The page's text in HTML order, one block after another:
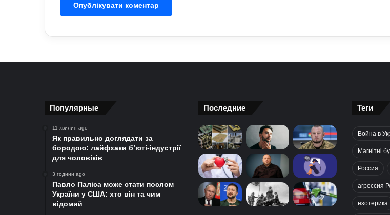
Популярные
11 хвилин ago
Як правильно доглядати за
бородою: лайфхаки б’юті-індустрії
для чоловіків
3 години ago
Павло Паліса може стати послом
України у США: хто він та чим
відомий
Последние Теги
Война в
Магнітні
Россия
агрессия
езотерика